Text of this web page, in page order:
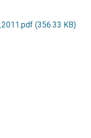
(356.33 KB)